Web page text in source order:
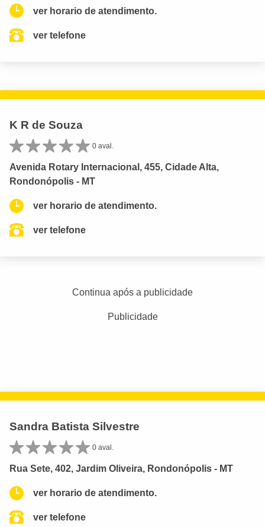
ver horario de atendimento.
ver telefone
K R de Souza
0 aval.
Avenida Rotary Internacional, 455, Cidade Alta,
Rondonópolis - MT
ver horario de atendimento.
ver telefone
Continua após a publicidade
Publicidade
Sandra Batista Silvestre
0 aval.
Rua Sete, 402, Jardim Oliveira, Rondonópolis - MT
ver horario de atendimento.
ver telefone